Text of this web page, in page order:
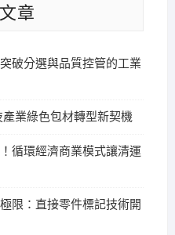
章
破分選與品質控管的工業
業綠色包材轉型新契機
循環經濟商業模式讓清運
限：直接零件標記技術開